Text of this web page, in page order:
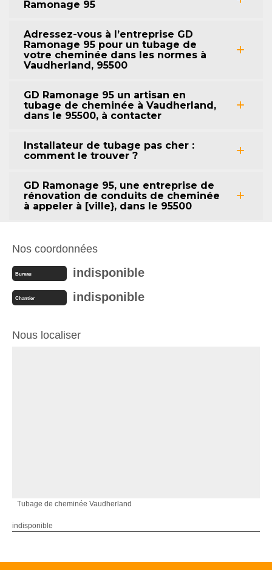
Ramonage 95
Adressez-vous à l’entreprise GD
Ramonage 95 pour un tubage de
votre cheminée dans les normes à
Vaudherland, 95500
GD Ramonage 95 un artisan en
tubage de cheminée à Vaudherland,
dans le 95500, à contacter
Installateur de tubage pas cher :
comment le trouver ?
GD Ramonage 95, une entreprise de
rénovation de conduits de cheminée
à appeler à [ville}, dans le 95500
Nos coordonnées
Bureau indisponible
Chantier indisponible
Nous localiser
Tubage de cheminée Vaudherland
indisponible